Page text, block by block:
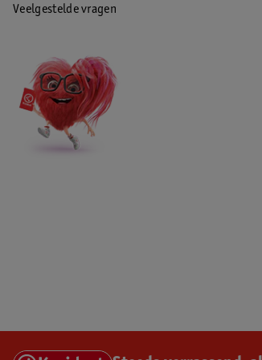
Veelgestelde vragen